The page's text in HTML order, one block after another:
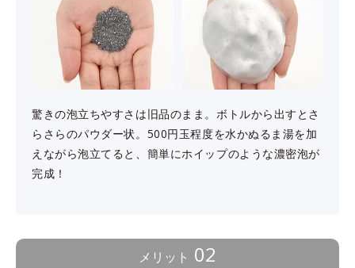
驚きの泡立ちやすさは旧品のまま。ボトルから出すとさ
らさらのパウダー状。500円玉程度を水かぬるま湯を加
えながら泡立てると、簡単にホイップのような濃密泡が
完成！
メリット 02